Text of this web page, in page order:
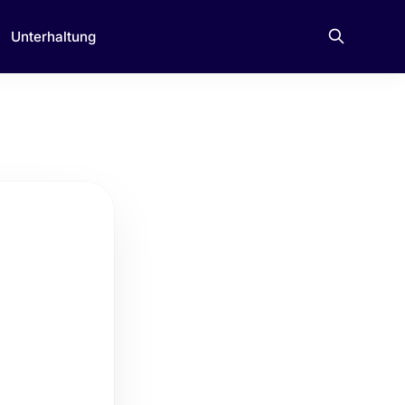
Unterhaltung